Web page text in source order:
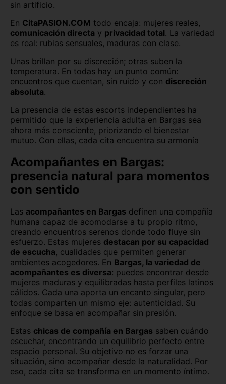
sin artificio.
En CitaPASION.COM todo encaja: mujeres reales,
comunicación directa y privacidad total. La variedad
es real: rubias sensuales, maduras con clase.
Unas brillan por su discreción; otras suben la
temperatura. En todas hay un punto común:
encuentros que cuentan, sin ruido y con discreción
absoluta.
La presencia de estas escorts independientes ha
permitido que la experiencia adulta en Bargas sea
ahora más consciente, priorizando el bienestar
mutuo. Con ellas, cada cita encuentra su armonía
Acompañantes en Bargas:
presencia natural para momentos
con sentido
Las acompañantes en Bargas definen una compañía
humana capaz de acomodarse a tu propio ritmo,
creando encuentros serenos donde todo fluye sin
esfuerzo. Estas mujeres destacan por su capacidad
de escucha, cualidades que permiten generar
ambientes acogedores. En Bargas, la variedad de
acompañantes es diversa: puedes encontrar desde
mujeres maduras y equilibradas hasta perfiles latinos
cálidos. Cada una aporta un encanto singular, pero
todas comparten un mismo eje: autenticidad. Su
enfoque se basa en acompañar sin presión.
Estas chicas de compañía en Bargas saben cuándo
escuchar, encontrando un equilibrio perfecto entre
espacio personal. Su objetivo no es forzar una
situación, sino acompañar desde la naturalidad. Por
eso, cada cita se transforma en un momento íntimo.